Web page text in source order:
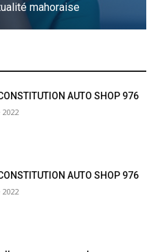
mahoraise
AUTO SHOP 976
AUTO SHOP 976